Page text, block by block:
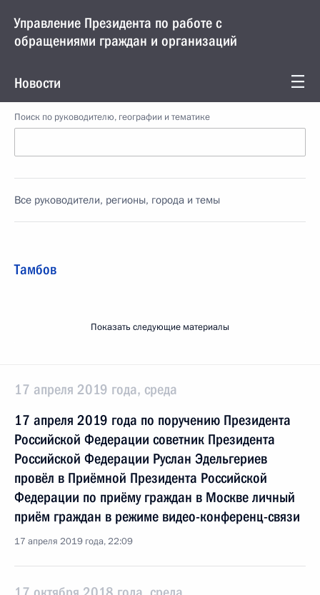
Управление Президента по работе с
обращениями граждан и организаций
Новости
Поиск по руководителю, географии и тематике
Все руководители, регионы, города и темы
Тамбов
Показать следующие материалы
17 апреля 2019 года, среда
17 апреля 2019 года по поручению Президента
Российской Федерации советник Президента
Российской Федерации Руслан Эдельгериев
провёл в Приёмной Президента Российской
Федерации по приёму граждан в Москве личный
приём граждан в режиме видео-конференц-связи
17 апреля 2019 года, 22:09